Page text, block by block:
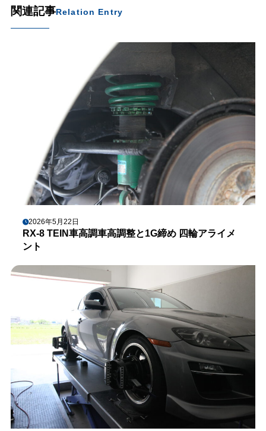
関連記事Relation Entry
2026年5月22日
RX-8 TEIN車高調車高調整と1G締め 四輪アライメ
ント